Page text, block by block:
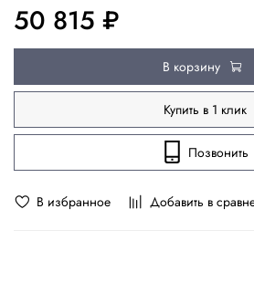
В избранное Добавить в
50 815 ₽
В корзину
Купить в 1 клик
Позвонить